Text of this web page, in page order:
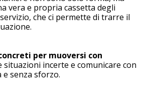
vera e propria cassetta degli
che ci permette di trarre il
per muoversi con
situazioni incerte e comunicare con
e senza sforzo.